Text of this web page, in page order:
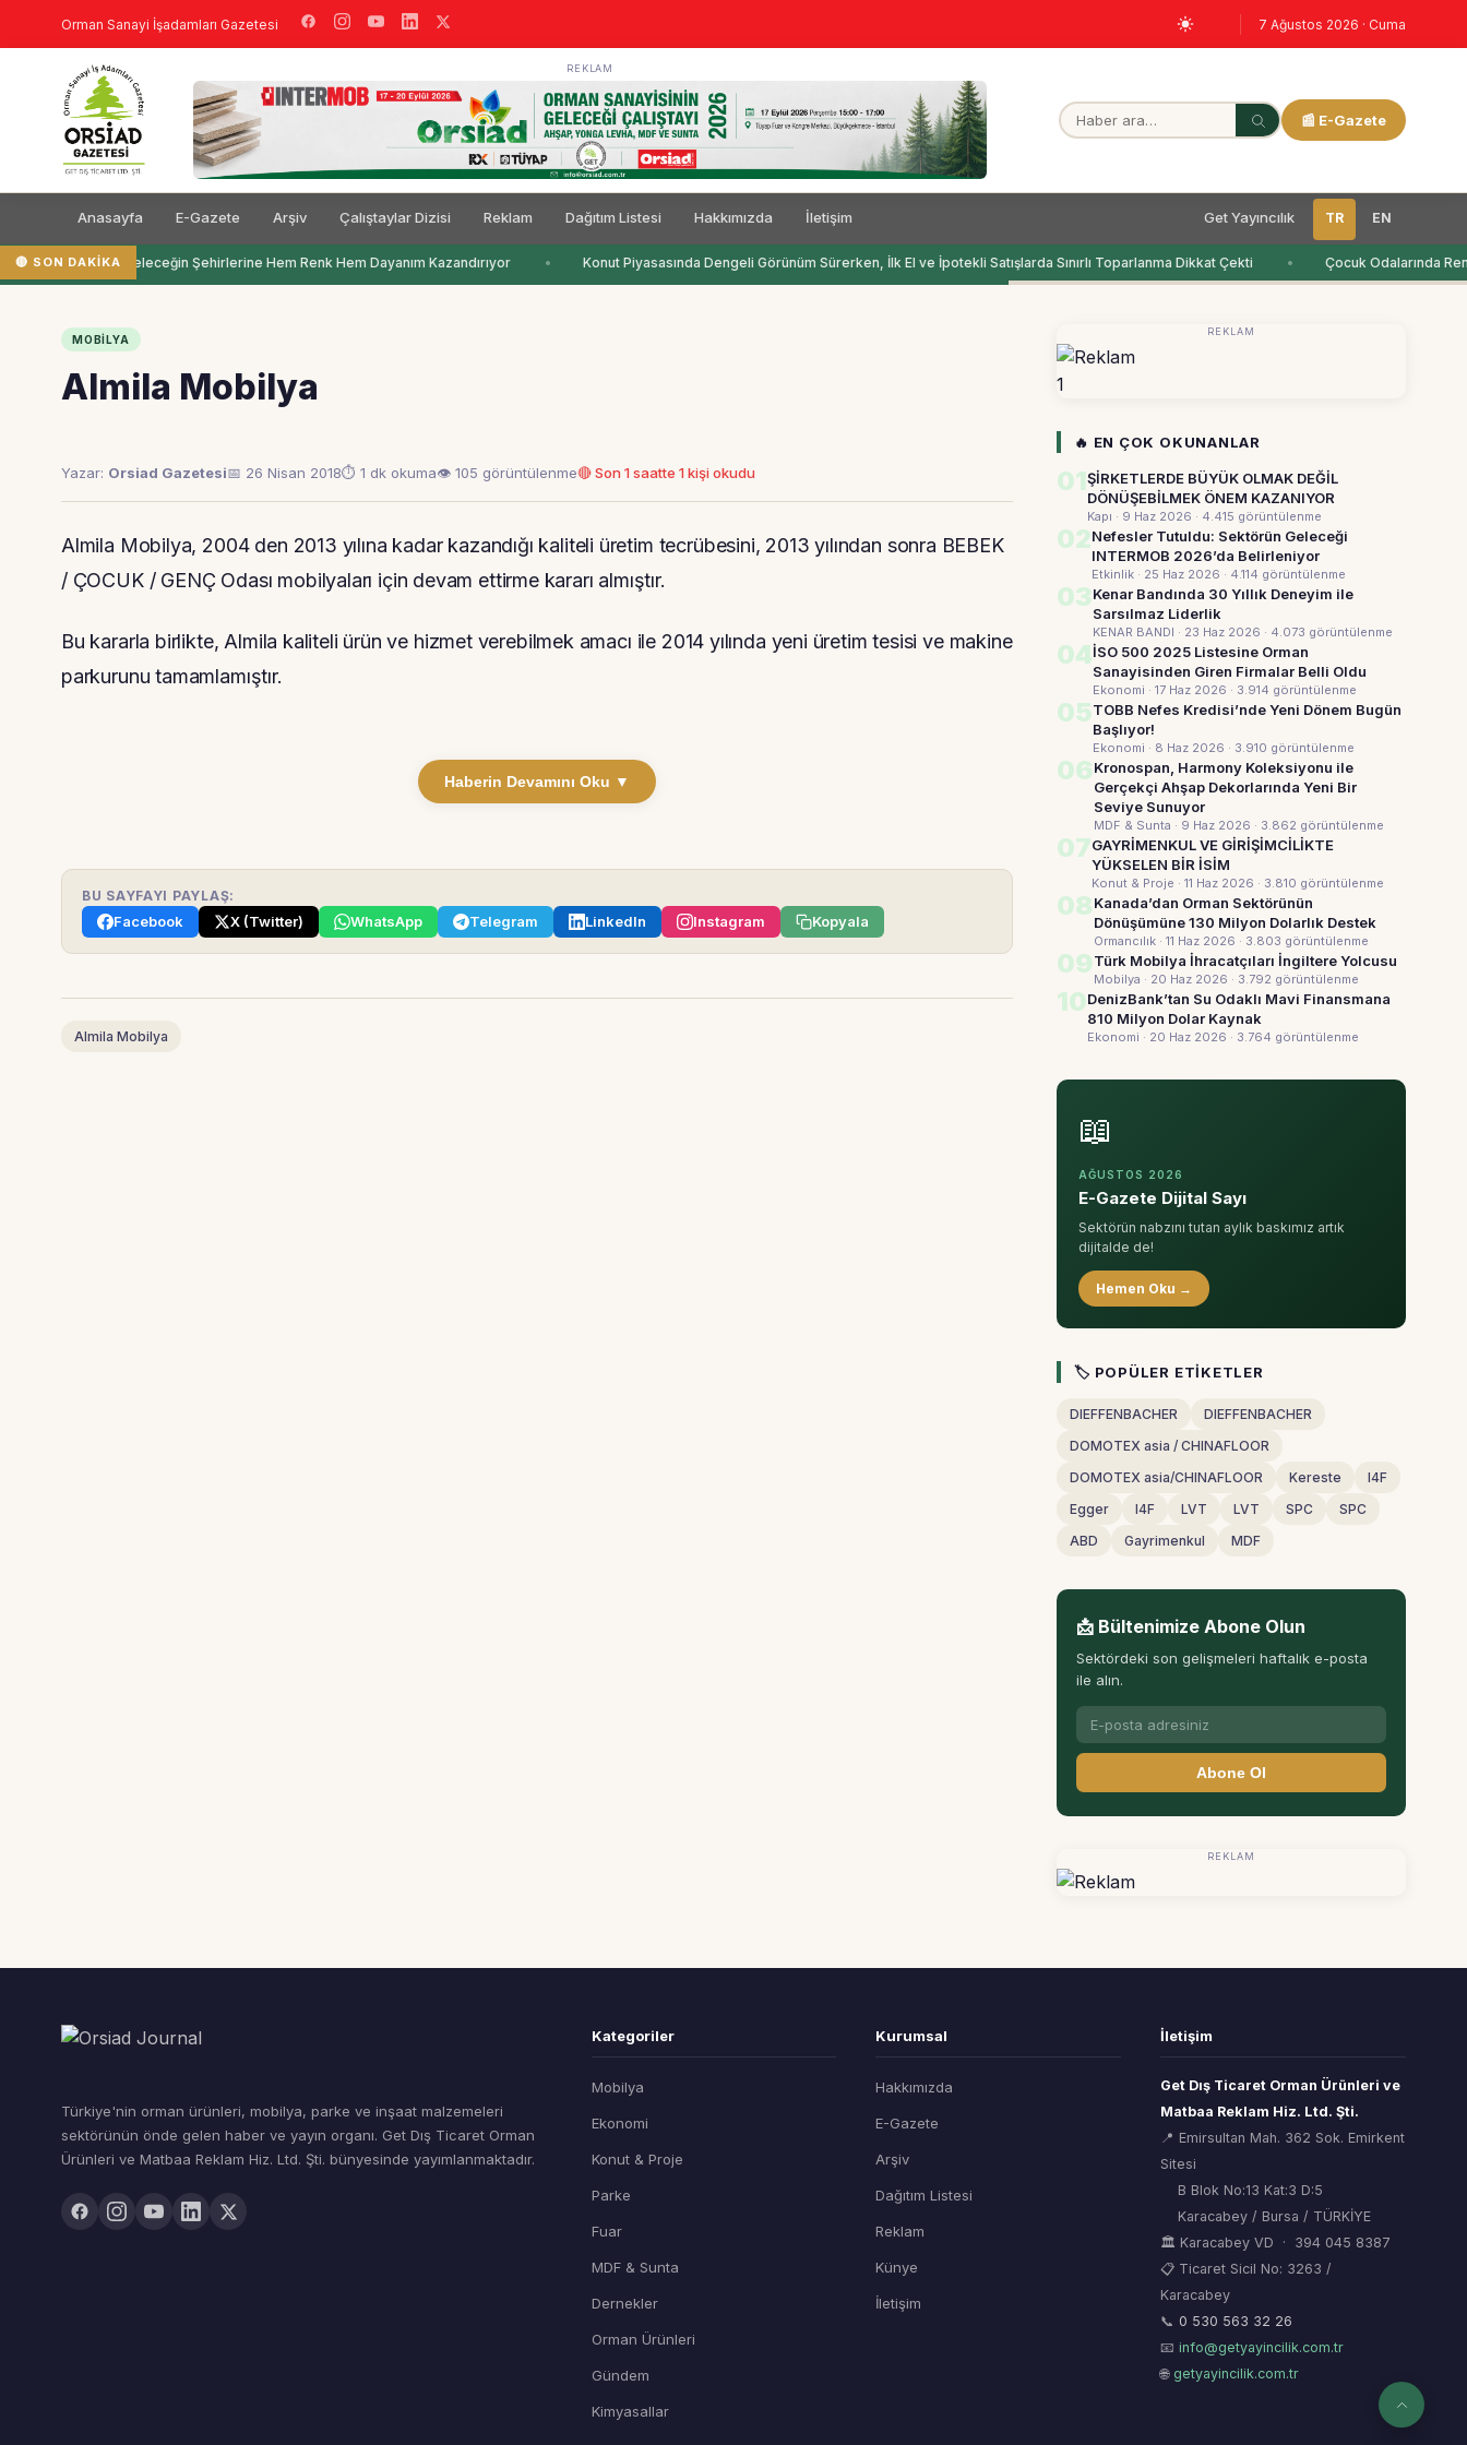
Orman Sanayi İşadamları Gazetesi 7 Ağustos 2026 · Cuma
REKLAM
📰 E-Gazete
Anasayfa E-Gazete Arşiv Çalıştaylar Dizisi Reklam Dağıtım Listesi Hakkımızda İletişim Get Yayıncılık TR EN
🔴 SON DAKIKA
Filli Boya Geleceğin Şehirlerine Hem Renk Hem Dayanım Kazandırıyor Konut Piyasasında Dengeli Görünüm Sürerken, İlk El ve İpotekli Satışlarda Sınırlı Toparlanma Dikkat Çekti Çocuk Odalarında
MOBILYA
Almila Mobilya
Yazar: Orsiad Gazetesi📅 26 Nisan 2018⏱ 1 dk okuma👁 105 görüntülenme🔴 Son 1 saatte 1 kişi okudu
Almila Mobilya, 2004 den 2013 yılına kadar kazandığı kaliteli üretim tecrübesini, 2013 yılından sonra BEBEK
/ ÇOCUK / GENÇ Odası mobilyaları için devam ettirme kararı almıştır.
Bu kararla birlikte, Almila kaliteli ürün ve hizmet verebilmek amacı ile 2014 yılında yeni üretim tesisi ve makine
parkurunu tamamlamıştır.
Haberin Devamını Oku ▼
BU SAYFAYI PAYLAŞ:
Facebook X (Twitter) WhatsApp Telegram LinkedIn Instagram Kopyala
Almila Mobilya
REKLAM
1
🔥 EN ÇOK OKUNANLAR
01ŞİRKETLERDE BÜYÜK OLMAK DEĞİL
DÖNÜŞEBİLMEK ÖNEM KAZANIYOR
Kapı · 9 Haz 2026 · 4.415 görüntülenme
02Nefesler Tutuldu: Sektörün Geleceği
INTERMOB 2026’da Belirleniyor
Etkinlik · 25 Haz 2026 · 4.114 görüntülenme
03Kenar Bandında 30 Yıllık Deneyim ile
Sarsılmaz Liderlik
KENAR BANDI · 23 Haz 2026 · 4.073 görüntülenme
04İSO 500 2025 Listesine Orman
Sanayisinden Giren Firmalar Belli Oldu
Ekonomi · 17 Haz 2026 · 3.914 görüntülenme
05TOBB Nefes Kredisi’nde Yeni Dönem Bugün
Başlıyor!
Ekonomi · 8 Haz 2026 · 3.910 görüntülenme
06Kronospan, Harmony Koleksiyonu ile
Gerçekçi Ahşap Dekorlarında Yeni Bir
Seviye Sunuyor
MDF & Sunta · 9 Haz 2026 · 3.862 görüntülenme
07GAYRİMENKUL VE GİRİŞİMCİLİKTE
YÜKSELEN BİR İSİM
Konut & Proje · 11 Haz 2026 · 3.810 görüntülenme
08Kanada’dan Orman Sektörünün
Dönüşümüne 130 Milyon Dolarlık Destek
Ormancılık · 11 Haz 2026 · 3.803 görüntülenme
09Türk Mobilya İhracatçıları İngiltere Yolcusu
Mobilya · 20 Haz 2026 · 3.792 görüntülenme
10DenizBank’tan Su Odaklı Mavi Finansmana
810 Milyon Dolar Kaynak
Ekonomi · 20 Haz 2026 · 3.764 görüntülenme
📖
AĞUSTOS 2026
E-Gazete Dijital Sayı
Sektörün nabzını tutan aylık baskımız artık
dijitalde de!
Hemen Oku →
🏷 POPÜLER ETIKETLER
DIEFFENBACHER
DIEFFENBACHER
DOMOTEX asia / CHINAFLOOR
DOMOTEX asia/CHINAFLOOR
Kereste
I4F
Egger
I4F LVT LVT SPC
SPC
ABD
Gayrimenkul MDF
📩 Bültenimize Abone Olun
Sektördeki son gelişmeleri haftalık e-posta
ile alın.
Abone Ol
REKLAM
Türkiye'nin orman ürünleri, mobilya, parke ve inşaat malzemeleri
sektörünün önde gelen haber ve yayın organı. Get Dış Ticaret Orman
Ürünleri ve Matbaa Reklam Hiz. Ltd. Şti. bünyesinde yayımlanmaktadır.
Kategoriler
Mobilya
Ekonomi
Konut & Proje
Parke
Fuar
MDF & Sunta
Dernekler
Orman Ürünleri
Gündem
Kimyasallar
Kurumsal
Hakkımızda
E-Gazete
Arşiv
Dağıtım Listesi
Reklam
Künye
İletişim
İletişim
Get Dış Ticaret Orman Ürünleri ve
Matbaa Reklam Hiz. Ltd. Şti.
📍 Emirsultan Mah. 362 Sok. Emirkent
Sitesi
B Blok No:13 Kat:3 D:5
Karacabey / Bursa / TÜRKİYE
🏛 Karacabey VD · 394 045 8387
📋 Ticaret Sicil No: 3263 /
Karacabey
📞 0 530 563 32 26
📧info@getyayincilik.com.tr
🌐 getyayincilik.com.tr
ORSİAD AI
Sektörel Hafıza Asistanı